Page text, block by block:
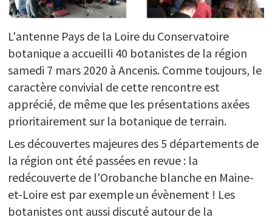
L'antenne Pays de la Loire du Conservatoire
botanique a accueilli 40 botanistes de la région
samedi 7 mars 2020 à Ancenis. Comme toujours, le
caractère convivial de cette rencontre est
apprécié, de même que les présentations axées
prioritairement sur la botanique de terrain.
Les découvertes majeures des 5 départements de
la région ont été passées en revue : la
redécouverte de l'Orobanche blanche en Maine-
et-Loire est par exemple un évènement ! Les
botanistes ont aussi discuté autour de la